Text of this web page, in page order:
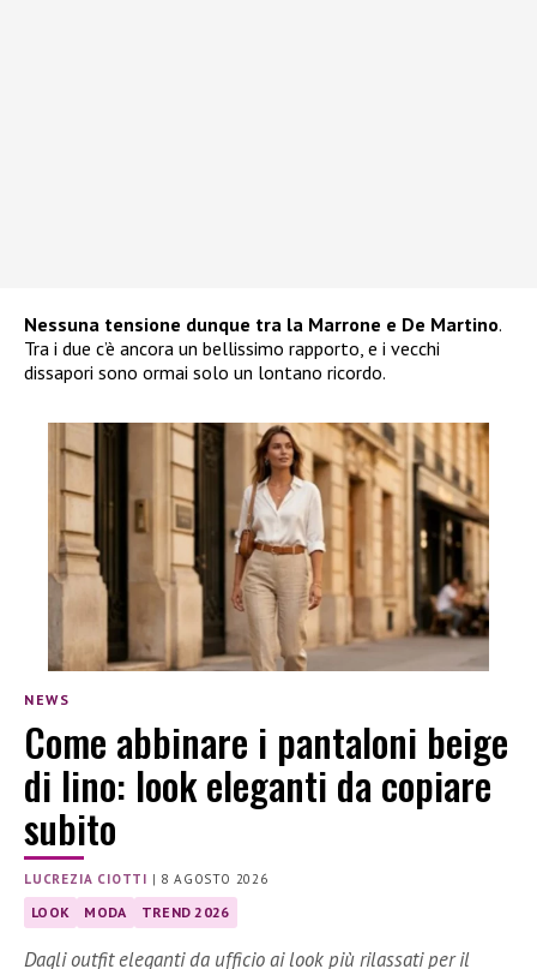
Nessuna tensione dunque tra la Marrone e De Martino.
Tra i due c’è ancora un bellissimo rapporto, e i vecchi
dissapori sono ormai solo un lontano ricordo.
NEWS
Come abbinare i pantaloni beige
di lino: look eleganti da copiare
subito
LUCREZIA CIOTTI | 8 AGOSTO 2026
LOOK MODA TREND 2026
Dagli outfit eleganti da ufficio ai look più rilassati per il